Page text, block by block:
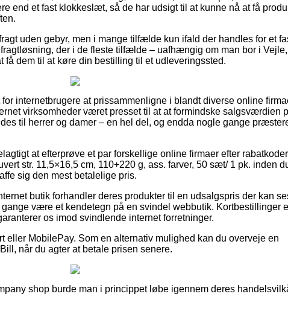
end et fast klokkeslæt, så de har udsigt til at kunne nå at få
uden gebyr, men i mange tilfælde kun ifald der handles for et
der i de fleste tilfælde – uafhængig om man bor i Vejle,
dem til at køre din bestilling til et udleveringssted.
internetbrugere at prissammenligne i blandt diverse online
virksomheder været presset til at at formindske salgsværdien
til herrer og damer – en hel del, og endda nogle gange
at efterprøve et par forskellige online firmaer efter
str. 11,5×16,5 cm, 110+220 g, ass. farver, 50 sæt/ 1 pk. inden
sig den mest betalelige pris.
butik forhandler deres produkter til en udsalgspris der kan
være et kendetegn på en svindel webbutik. Kortbestillinger
os imod svindlende internet forretninger.
eller MobilePay. Som en alternativ mulighed kan du overveje en
når du agter at betale prisen senere.
shop burde man i princippet løbe igennem deres